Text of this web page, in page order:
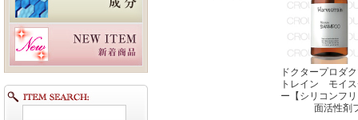
ドクタープロダ
トレイン モイ
ー【シリコンフ
面活性剤